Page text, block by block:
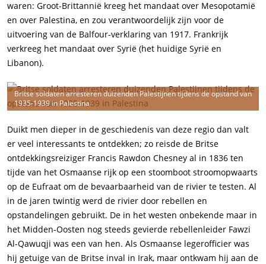
waren: Groot-Brittannië kreeg het mandaat over Mesopotamië
en over Palestina, en zou verantwoordelijk zijn voor de
uitvoering van de Balfour-verklaring van 1917. Frankrijk
verkreeg het mandaat over Syrië (het huidige Syrië en
Libanon).
Britse soldaten arresteren duizenden Palestijnen tijdens de opstand van
1935-1939 in Palestina
Duikt men dieper in de geschiedenis van deze regio dan valt
er veel interessants te ontdekken; zo reisde de Britse
ontdekkingsreiziger Francis Rawdon Chesney al in 1836 ten
tijde van het Osmaanse rijk op een stoomboot stroomopwaarts
op de Eufraat om de bevaarbaarheid van de rivier te testen. Al
in de jaren twintig werd de rivier door rebellen en
opstandelingen gebruikt. De in het westen onbekende maar in
het Midden-Oosten nog steeds gevierde rebellenleider Fawzi
Al-Qawuqji was een van hen. Als Osmaanse legerofficier was
hij getuige van de Britse inval in Irak, maar ontkwam hij aan de